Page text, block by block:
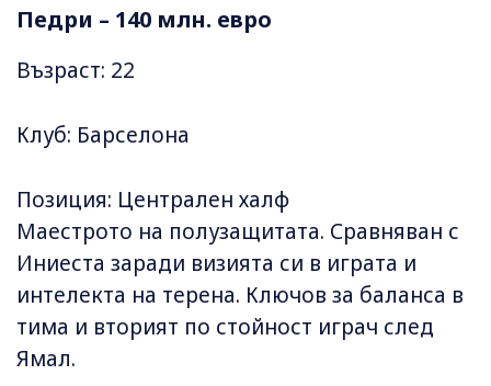
Педри – 140 млн. евро
Възраст: 22
Клуб: Барселона
Позиция: Централен халф
Маестрото на полузащитата. Сравняван с
Иниеста заради визията си в играта и
интелекта на терена. Ключов за баланса в
тима и вторият по стойност играч след
Ямал.